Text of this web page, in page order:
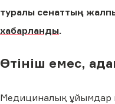
туралы сенаттың
хабарланды.
Өтініш емес,
Медициналық ұйымдар